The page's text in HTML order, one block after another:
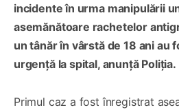
incidente în urma manipulării
asemănătoare rachetelor
un tânăr în vârstă de 18 ani au
urgență la spital, anunță Poliția.
Primul caz a fost înregistrat